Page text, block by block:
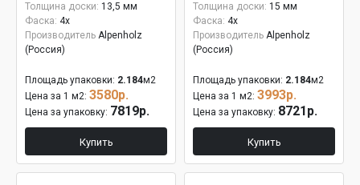
Толщина доски: 13,5 мм
Фаска: 4x
Производитель Alpenholz
(Россия)
Площадь упаковки: 2.184м2
Цена за 1 м2: 3580р.
Цена за упаковку: 7819р.
Купить
Толщина доски: 15 мм
Фаска: 4x
Производитель Alpenholz
(Россия)
Площадь упаковки: 2.184м2
Цена за 1 м2: 3993р.
Цена за упаковку: 8721р.
Купить